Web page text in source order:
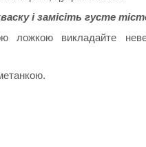
і замісіть густе
ложкою викладайте